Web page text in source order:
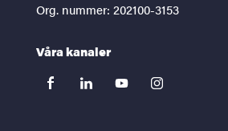
Org. nummer: 202100-3153
Våra kanaler
facebooklinkedinyoutubeinstagram